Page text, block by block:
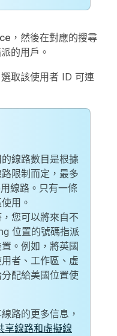
，然後在對應的搜尋
的用戶。
取該使用者 ID 可連
線路數目是根據
限制而定，最多
線路。只有一條
用。
您可以將來自不
位置的號碼指派
。例如，將英國
者、工作區、虛
配給美國位置使
路的更多信息，
享線路和虛擬線